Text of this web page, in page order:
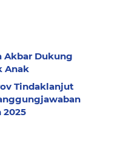
Akbar Dukung
Anak
Tindaklanjut
2025